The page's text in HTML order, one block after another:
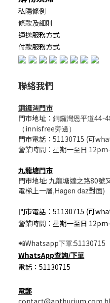
私隱條例
條款及細則
運送服務方式
付款服務方式
聯絡我們
銅鑼灣門市
門市地址： 銅鑼灣恩平道44-
（ innisfree旁邊）
門市電話：51130715 (可
營業時間：星期一至日
九龍塘門市
門市地址: 九龍塘達之路80號
電梯上一層,Hagen daz對面)
門市電話：51130715 (可
營業時間：星期一至日
📲Whatsapp下單:51130715
WhatsApp查詢/下單
電話：51130715
電郵